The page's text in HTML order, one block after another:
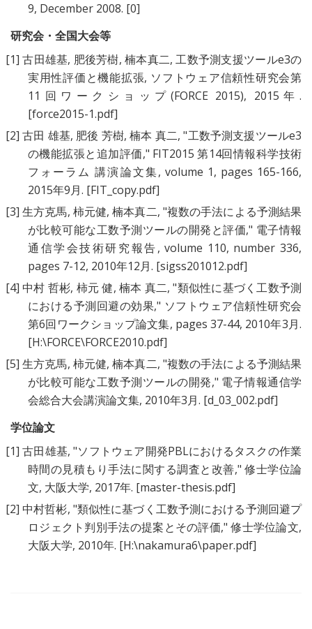
9, December 2008. [0]
研究会・全国大会等
[1] 古田雄基, 肥後芳樹, 楠本真二,工数予測支援ツールe3の
実用性評価と機能拡張, ソフトウェア信頼性研究会第
11回ワークショップ(FORCE 2015), 2015年.
[force2015-1.pdf]
[2] 古田 雄基, 肥後 芳樹,楠本 真二, "工数予測支援ツールe3
の機能拡張と追加評価," FIT2015 第14回情報科学技術
フォーラム 講演論文集, volume 1, pages 165-166,
2015年9月. [FIT_copy.pdf]
[3] 生方克馬, 柿元健,楠本真二, "複数の手法による予測結果
が比較可能な工数予測ツールの開発と評価," 電子情報
通信学会技術研究報告, volume 110, number 336,
pages 7-12, 2010年12月. [sigss201012.pdf]
[4] 中村 哲彬, 柿元 健, 楠本 真二, "類似性に基づく工数予測
における予測回避の効果," ソフトウェア信頼性研究会
第6回ワークショップ論文集, pages 37-44, 2010年3月.
[H:\FORCE\FORCE2010.pdf]
[5] 生方克馬, 柿元健,楠本真二, "複数の手法による予測結果
が比較可能な工数予測ツールの開発," 電子情報通信学
会総合大会講演論文集, 2010年3月. [d_03_002.pdf]
学位論文
[1] 古田雄基, "ソフトウェア開発PBLにおけるタスクの作業
時間の見積もり手法に関する調査と改善," 修士学位論
文, 大阪大学, 2017年. [master-thesis.pdf]
[2] 中村哲彬, "類似性に基づく工数予測における予測回避プ
ロジェクト判別手法の提案とその評価," 修士学位論文,
大阪大学, 2010年. [H:\nakamura6\paper.pdf]